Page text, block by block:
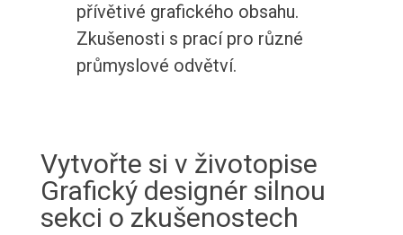
přívětivé grafického obsahu.
Zkušenosti s prací pro různé
průmyslové odvětví.
Vytvořte si v životopise
Grafický designér silnou
sekci o zkušenostech